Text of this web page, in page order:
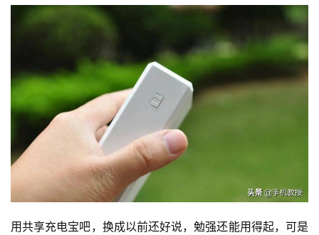
用共享充电宝吧，换成以前还好说，勉强还能用得起，可是